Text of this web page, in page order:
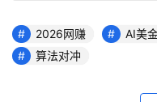
2026网赚 AI美
算法对冲